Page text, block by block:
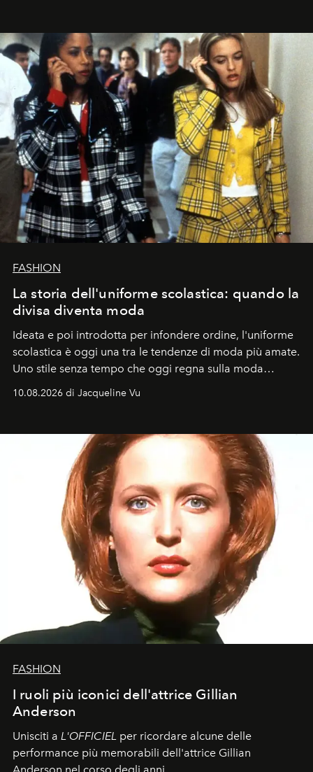
FASHION
La storia dell'uniforme scolastica: quando la
divisa diventa moda
Ideata e poi introdotta per infondere ordine, l'uniforme
scolastica è oggi una tra le tendenze di moda più amate.
Uno stile senza tempo che oggi regna sulla moda
tradizionale e sulla cultura pop.
10.08.2026 di Jacqueline Vu
FASHION
I ruoli più iconici dell'attrice Gillian
Anderson
Unisciti a L'OFFICIEL per ricordare alcune delle
performance più memorabili dell'attrice Gillian